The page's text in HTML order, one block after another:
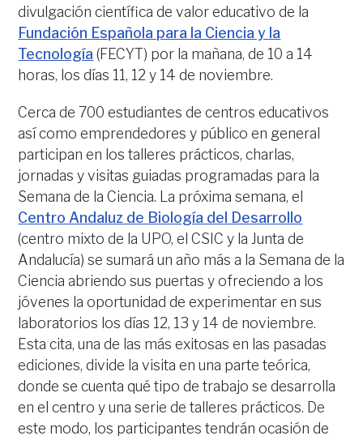
divulgación científica de valor educativo de la
Fundación Española para la Ciencia y la
Tecnología (FECYT) por la mañana, de 10 a 14
horas, los días 11, 12 y 14 de noviembre.
Cerca de 700 estudiantes de centros educativos
así como emprendedores y público en general
participan en los talleres prácticos, charlas,
jornadas y visitas guiadas programadas para la
Semana de la Ciencia. La próxima semana, el
Centro Andaluz de Biología del Desarrollo
(centro mixto de la UPO, el CSIC y la Junta de
Andalucía) se sumará un año más a la Semana de la
Ciencia abriendo sus puertas y ofreciendo a los
jóvenes la oportunidad de experimentar en sus
laboratorios los días 12, 13 y 14 de noviembre.
Esta cita, una de las más exitosas en las pasadas
ediciones, divide la visita en una parte teórica,
donde se cuenta qué tipo de trabajo se desarrolla
en el centro y una serie de talleres prácticos. De
este modo, los participantes tendrán ocasión de